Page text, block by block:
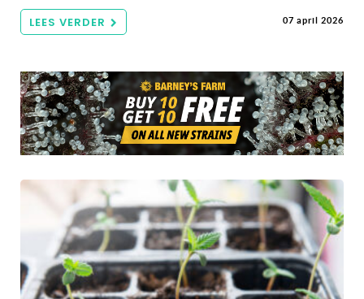
LEES VERDER 07 april 2026